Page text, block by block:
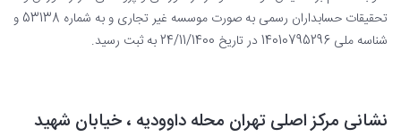
تحقیقات حسابداران رسمی به صورت موسسه غیر تجاری و به شماره 53138 و
شناسه ملی 14010795296 در تاریخ 24/11/1400 به ثبت رسید.
نشانی مرکز اصلی تهران محله داوودیه ، خیابان شهید